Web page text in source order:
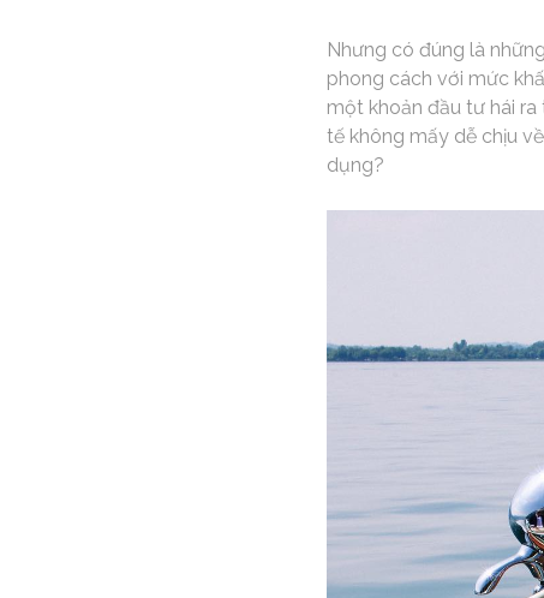
Nhưng có đúng là
phong cách với mức
một khoản đầu tư hái
tế không mấy dễ chịu
dụng?